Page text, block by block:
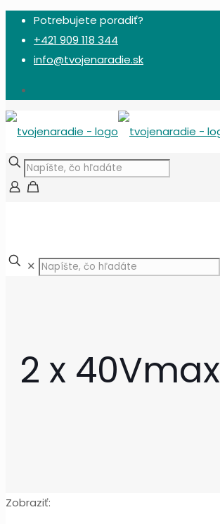
Potrebujete poradiť?
+421 909 118 344
info@tvojenaradie.sk
✕
2 x 40Vmax
Zobraziť: